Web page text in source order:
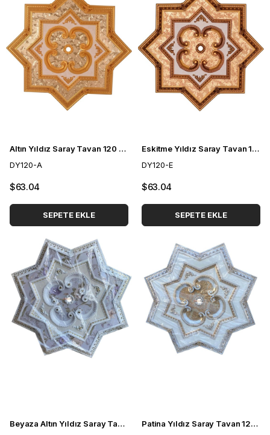
Altın Yıldız Saray Tavan 120 cm
DY120-A
$63.04
SEPETE EKLE
Eskitme Yıldız Saray Tavan 120 cm
DY120-E
$63.04
SEPETE EKLE
Beyaza Altın Yıldız Saray Tavan 120 cm Patina Yıldız Saray Tavan 120 cm